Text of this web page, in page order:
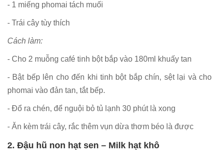
- 1 miếng phomai tách muối
- Trái cây tùy thích
Cách làm:
- Cho 2 muỗng café tinh bột bắp vào 180ml khuấy tan
- Bật bếp lên cho đến khi tinh bột bắp chín, sệt lại và cho
phomai vào đản tan, tắt bếp.
- Đổ ra chén, để nguội bỏ tủ lạnh 30 phút là xong
- Ăn kèm trái cây, rắc thêm vụn dừa thơm béo là được
2. Đậu hũ non hạt sen – Milk hạt khô